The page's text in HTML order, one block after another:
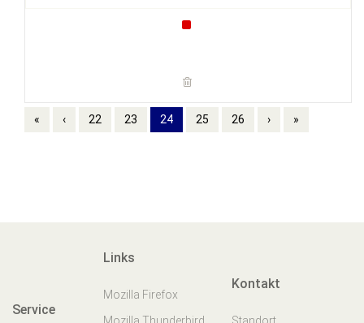
« ‹ 22 23 24 25 26 › »
Service
Links
Mozilla Firefox
Kontakt